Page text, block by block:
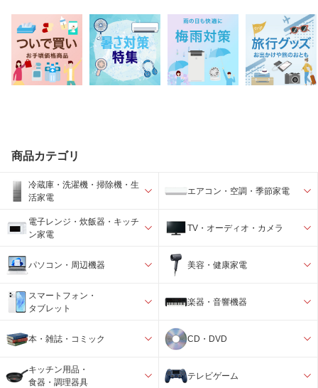
商品カテゴリ
冷蔵庫・洗濯機・掃除機・生
活家電
エアコン・空調・季節家電
電子レンジ・炊飯器・キッチ
ン家電
TV・オーディオ・カメラ
パソコン・周辺機器 美容・健康家電
スマートフォン・
タブレット
楽器・音響機器
本・雑誌・コミック CD・DVD
キッチン用品・
食器・調理器具
テレビゲーム